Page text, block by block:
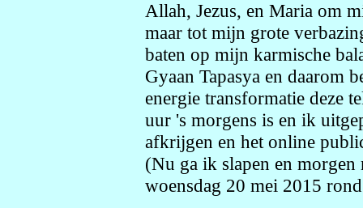
Allah, Jezus, en Maria om
maar tot mijn grote
baten op mijn karmische
Gyaan Tapasya en daarom
energie transformatie deze
uur 's morgens is en ik
afkrijgen en het online
(Nu ga ik slapen en
woensdag 20 mei 2015